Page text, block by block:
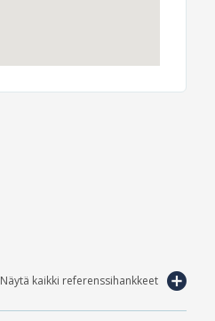
Näytä kaikki referenssihankkeet